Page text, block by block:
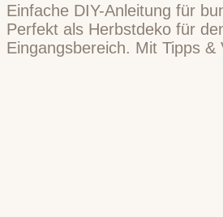
Einfache DIY-Anleitung für
Perfekt als Herbstdeko für
Eingangsbereich. Mit Tipps &